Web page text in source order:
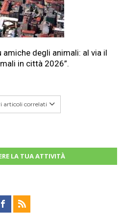
degli animali: al via il
in città 2026”.
articoli correlati
LA TUA ATTIVITÀ